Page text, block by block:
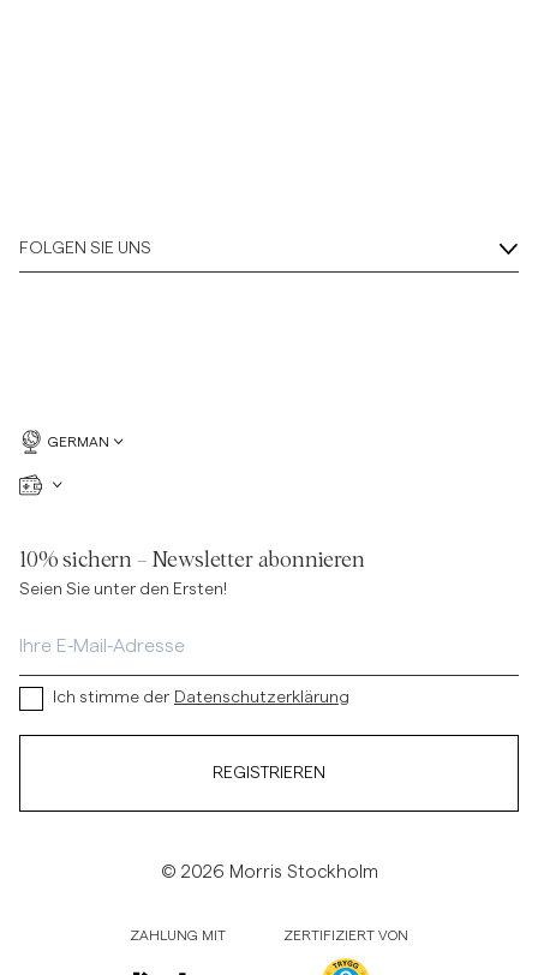
FOLGEN SIE UNS
GERMAN
10% sichern – Newsletter abonnieren
Seien Sie unter den Ersten!
Ich stimme der Datenschutzerklärung
REGISTRIEREN
© 2026 Morris Stockholm
ZAHLUNG MIT ZERTIFIZIERT VON